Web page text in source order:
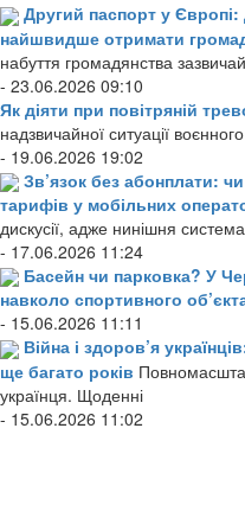
Другий паспорт у Європі:
найшвидше отримати
набуття громадянства
- 23.06.2026 09:10
Як діяти при повітряній
надзвичайної ситуації
- 19.06.2026 19:02
Зв’язок без абонплати:
тарифів у мобільних
дискусії, адже нинішня система
- 17.06.2026 11:24
Басейн чи парковка? У
навколо спортивного
- 15.06.2026 11:11
Війна і здоров’я
ще багато років
українця. Щоденні
- 15.06.2026 11:02